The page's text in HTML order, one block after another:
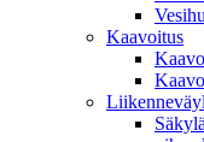
Kaavoitus